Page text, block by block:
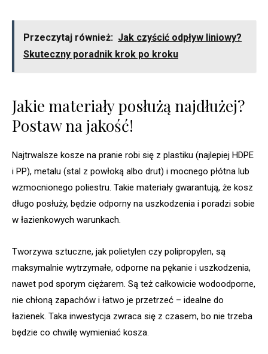
Przeczytaj również: Jak czyścić odpływ liniowy?
Skuteczny poradnik krok po kroku
Jakie materiały posłużą najdłużej?
Postaw na jakość!
Najtrwalsze kosze na pranie robi się z plastiku (najlepiej HDPE
i PP), metalu (stal z powłoką albo drut) i mocnego płótna lub
wzmocnionego poliestru. Takie materiały gwarantują, że kosz
długo posłuży, będzie odporny na uszkodzenia i poradzi sobie
w łazienkowych warunkach.
Tworzywa sztuczne, jak polietylen czy polipropylen, są
maksymalnie wytrzymałe, odporne na pękanie i uszkodzenia,
nawet pod sporym ciężarem. Są też całkowicie wodoodporne,
nie chłoną zapachów i łatwo je przetrzeć – idealne do
łazienek. Taka inwestycja zwraca się z czasem, bo nie trzeba
będzie co chwilę wymieniać kosza.